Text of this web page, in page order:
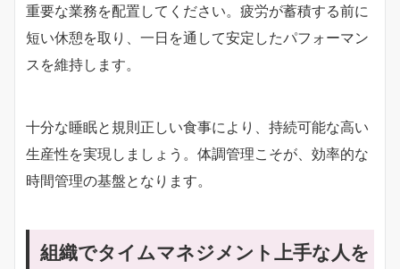
重要な業務を配置してください。疲労が蓄積する前に
短い休憩を取り、一日を通して安定したパフォーマン
スを維持します。
十分な睡眠と規則正しい食事により、持続可能な高い
生産性を実現しましょう。体調管理こそが、効率的な
時間管理の基盤となります。
組織でタイムマネジメント上手な人を